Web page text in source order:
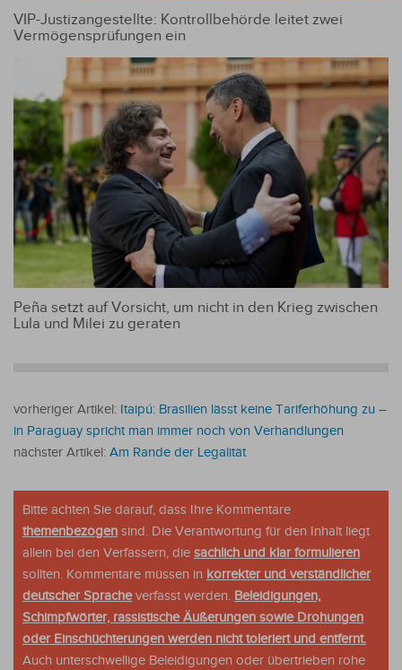
VIP-Justizangestellte: Kontrollbehörde leitet zwei
Vermögensprüfungen ein
Peña setzt auf Vorsicht, um nicht in den Krieg zwischen
Lula und Milei zu geraten
vorheriger Artikel: Itaipú: Brasilien lässt keine Tariferhöhung zu –
in Paraguay spricht man immer noch von Verhandlungen
nächster Artikel: Am Rande der Legalität
Bitte achten Sie darauf, dass Ihre Kommentare
themenbezogen sind. Die Verantwortung für den Inhalt liegt
allein bei den Verfassern, die sachlich und klar formulieren
sollten. Kommentare müssen in korrekter und verständlicher
deutscher Spracheverfasst werden. Beleidigungen,
Schimpfwörter, rassistische Äußerungen sowie Drohungen
oder Einschüchterungen werden nicht toleriert und entfernt.
Auch unterschwellige Beleidigungen oder übertrieben rohe